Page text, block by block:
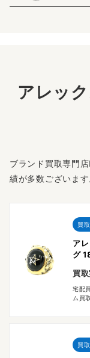
アレッ
ブランド買取専門
績が多数ございます
買
ア
グ
買
宅配
ム買
買